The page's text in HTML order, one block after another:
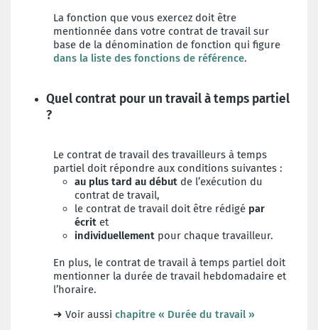
La fonction que vous exercez doit être
mentionnée dans votre contrat de travail sur
base de la dénomination de fonction qui figure
dans la liste des fonctions de référence.
Quel contrat pour un travail à temps partiel
?
Le contrat de travail des travailleurs à temps
partiel doit répondre aux conditions suivantes :
au plus tard au début de l’exécution du
contrat de travail,
le contrat de travail doit être rédigé par
écrit et
individuellement pour chaque travailleur.
En plus, le contrat de travail à temps partiel doit
mentionner la durée de travail hebdomadaire et
l’horaire.
➜ Voir aussi chapitre « Durée du travail »